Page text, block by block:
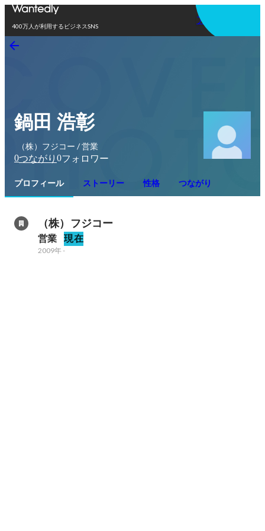
400万人が利用するビジネスSNS
アプリを使う
鍋田 浩彰
（株）フジコー / 営業
0つながり 0フォロワー
プロフィール ストーリー 性格 つながり
（株）フジコー
営業 現在
2009年-